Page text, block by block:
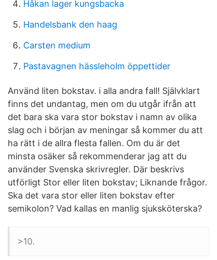
Håkan lager kungsbacka
Handelsbank den haag
Carsten medium
Pastavagnen hässleholm öppettider
Använd liten bokstav. i alla andra fall! Självklart
finns det undantag, men om du utgår ifrån att
det bara ska vara stor bokstav i namn av olika
slag och i början av meningar så kommer du att
ha rätt i de allra flesta fallen. Om du är det
minsta osäker så rekommenderar jag att du
använder Svenska skrivregler. Där beskrivs
utförligt Stor eller liten bokstav; Liknande frågor.
Ska det vara stor eller liten bokstav efter
semikolon? Vad kallas en manlig sjuksköterska?
>10.